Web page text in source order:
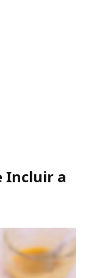
Incluir a